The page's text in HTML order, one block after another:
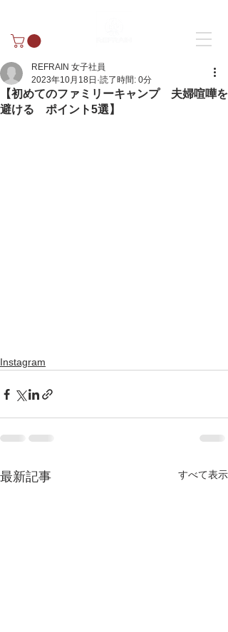
【初めてのファミリーキャンプ 夫婦喧嘩を
避ける ポイント5選】
REFRAIN 女子社員
2023年10月18日 読了時間: 0分
Instagram
最新記事 すべて表示